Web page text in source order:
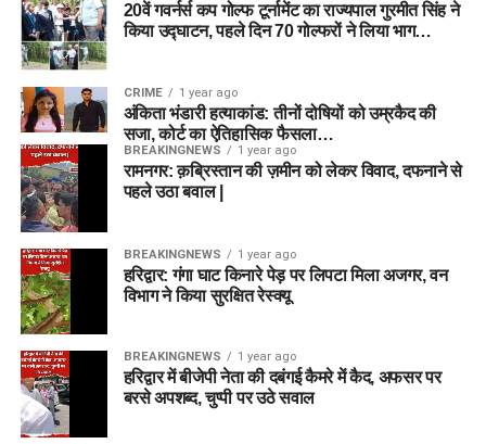
20वें गवर्नर्स कप गोल्फ टूर्नामेंट का राज्यपाल गुरमीत सिंह ने
किया उद्घाटन, पहले दिन 70 गोल्फरों ने लिया भाग…
CRIME 1 year ago
अंकिता भंडारी हत्याकांड: तीनों दोषियों को उम्रकैद की
सजा, कोर्ट का ऐतिहासिक फैसला…
BREAKINGNEWS 1 year ago
रामनगर: क़ब्रिस्तान की ज़मीन को लेकर विवाद, दफनाने से
पहले उठा बवाल |
BREAKINGNEWS 1 year ago
हरिद्वार: गंगा घाट किनारे पेड़ पर लिपटा मिला अजगर, वन
विभाग ने किया सुरक्षित रेस्क्यू
BREAKINGNEWS 1 year ago
हरिद्वार में बीजेपी नेता की दबंगई कैमरे में कैद, अफसर पर
बरसे अपशब्द, चुप्पी पर उठे सवाल